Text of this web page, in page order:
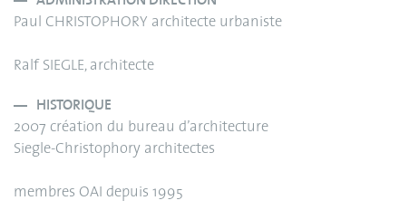
Paul CHRISTOPHORY architecte urbaniste
Ralf SIEGLE, architecte
HISTORIQUE
2007 création du bureau d’architecture
Siegle-Christophory architectes
membres OAI depuis 1995